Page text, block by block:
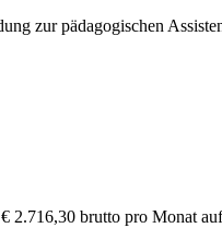
zur pädagogischen
2.716,30 brutto pro Monat